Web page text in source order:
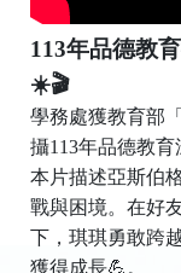
113年品德教
☀🎬
學務處獲教育部
攝113年品德教育
本片描述亞斯伯
戰與困境。在好
下，琪琪勇敢跨
獲得成長💪。